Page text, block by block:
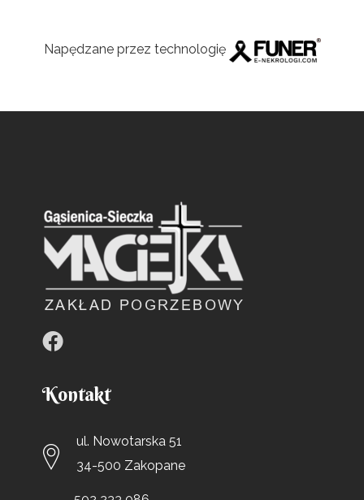
Napędzane przez technologię
Kontakt
ul. Nowotarska 51
34-500 Zakopane